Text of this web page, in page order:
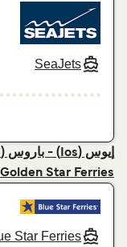
SeaJets
إيوس (Ios) - باروس (Paros)
&Golden Star Ferries
Star Ferries